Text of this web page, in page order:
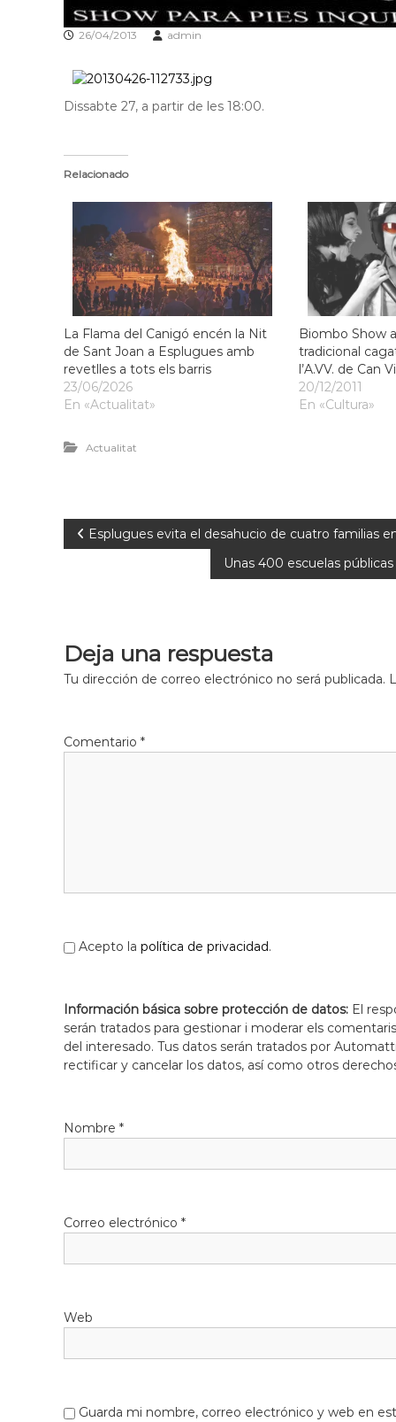
l
e
g
26/04/2013 admin
Dissabte 27, a partir de les 18:00.
Relacionado
La Flama del Canigó encén la Nit
de Sant Joan a Esplugues amb
revetlles a tots els barris
23/06/2026
En «Actualitat»
Biombo Show
tradicional
l’A.VV. de Can
20/12/2011
En «Cultura»
Actualitat
Esplugues evita el desahucio de cuatro familias
Unas 400 escuelas
Deja una respuesta
Tu dirección de correo electrónico no será publicada.
Comentario *
Acepto la política de privacidad.
Información básica sobre protección de datos: El
serán tratados para gestionar i moderar els
del interesado. Tus datos serán tratados por
rectificar y cancelar los datos, así como otros
Nombre *
Correo electrónico *
Web
Guarda mi nombre, correo electrónico y web en